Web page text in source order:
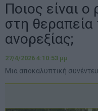
Ποιος είναι
στη θεραπεία
ανορεξίας;
27/4/2026 4:10:53 μμ
Μια αποκαλυπτική